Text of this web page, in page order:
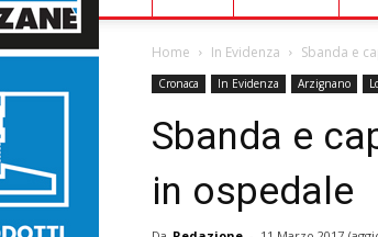
Home In Evidenza Sbanda e
Cronaca In Evidenza Arzignano
Sbanda e
in ospedale